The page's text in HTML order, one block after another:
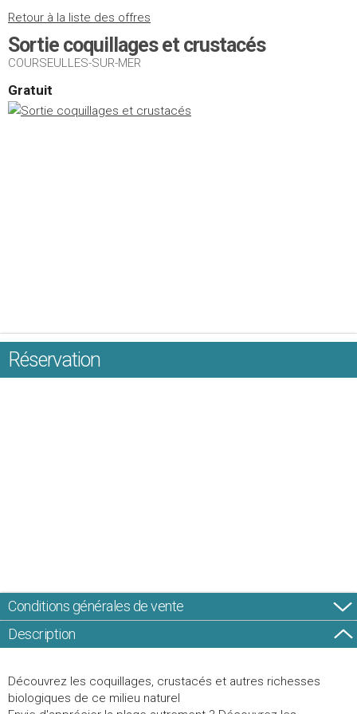
Retour à la liste des offres
Sortie coquillages et crustacés
COURSEULLES-SUR-MER
Gratuit
Réservation
Conditions générales de vente
Description
Découvrez les coquillages, crustacés et autres richesses
biologiques de ce milieu naturel